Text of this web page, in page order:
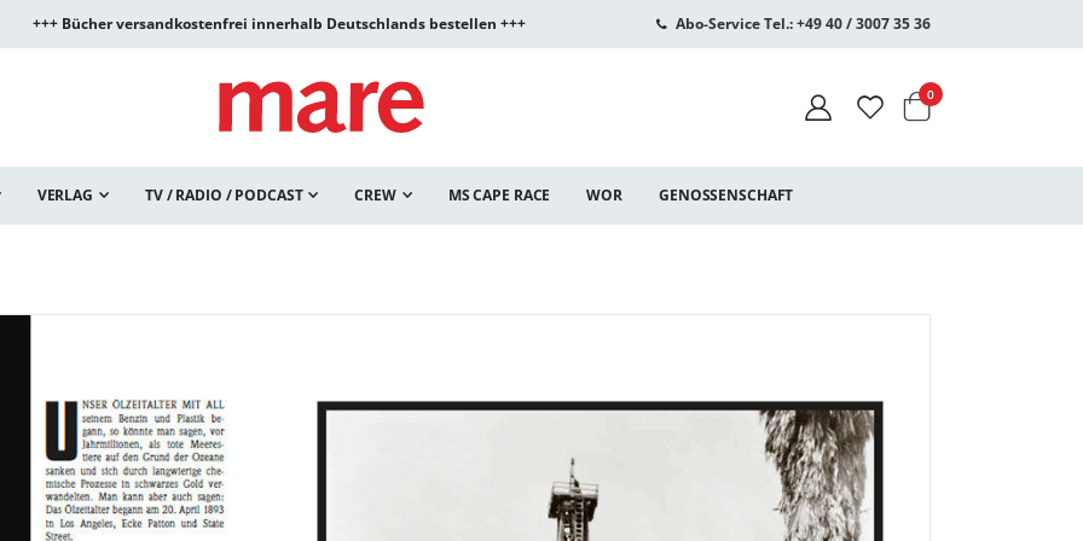
+++ Bücher versandkostenfrei innerhalb Deutschlands bestellen +++ Abo-Service Tel.: +49 40 / 3007 35 36
Warenkorb
0Artikel
VERLAG TV / RADIO / PODCAST CREW MS CAPE RACE WOR GENOSSENSCHAFT